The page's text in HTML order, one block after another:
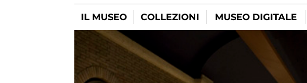
IL MUSEO COLLEZIONI MUSEO DIGITALE